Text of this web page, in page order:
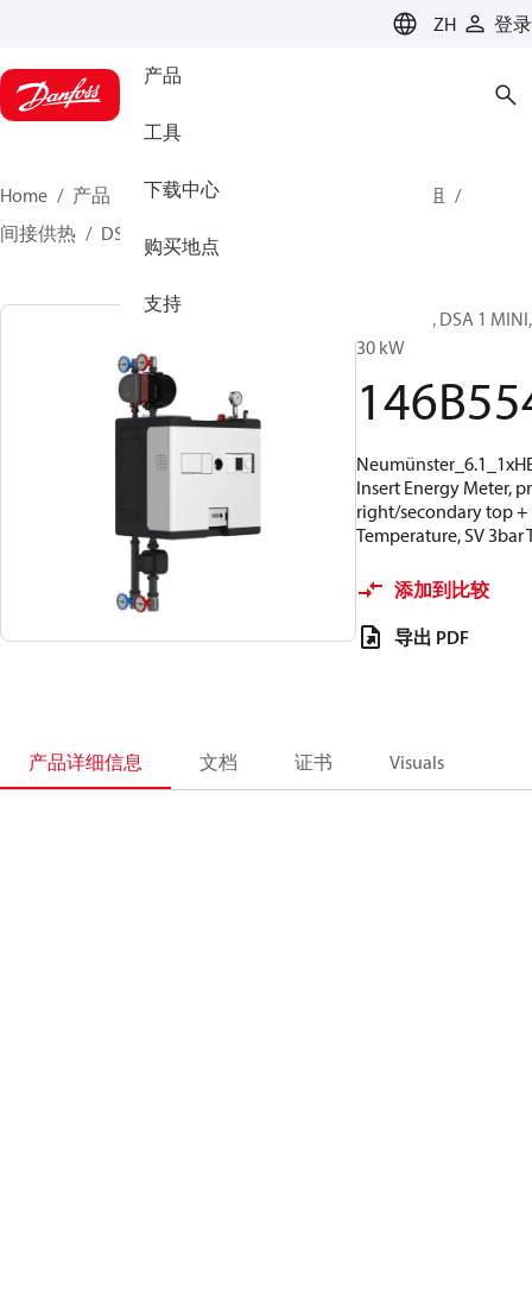
ZH 登录
产品
工具
下载中心
购买地点
支持
Home 产品 气候方案事业部供热业务
换热机组
间接供热
DSA 1 MINI
换热机组, DSA 1
30 kW
Insert Energy Meter,
right/secondary top
Temperature, SV 3bar
添加到比较
导出 PDF
产品详细信息 文档 证书 Visuals